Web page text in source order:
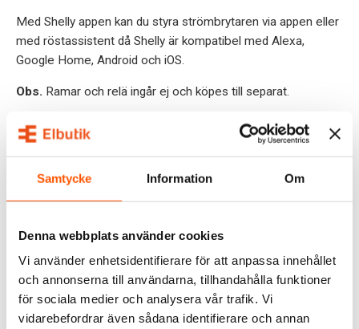
Samtycke Information Om
Denna webbplats använder cookies
Vi använder enhetsidentifierare för att anpassa innehållet
och annonserna till användarna, tillhandahålla funktioner
för sociala medier och analysera vår trafik. Vi
vidarebefordrar även sådana identifierare och annan
Med Shelly appen kan du styra strömbrytaren via appen eller
med röstassistent då Shelly är kompatibel med Alexa,
Google Home, Android och iOS.
Obs. Ramar och relä ingår ej och köpes till separat.
SPECIFIKATIONER
FRÅGOR & SVAR
RELATERADE PRODUKTER